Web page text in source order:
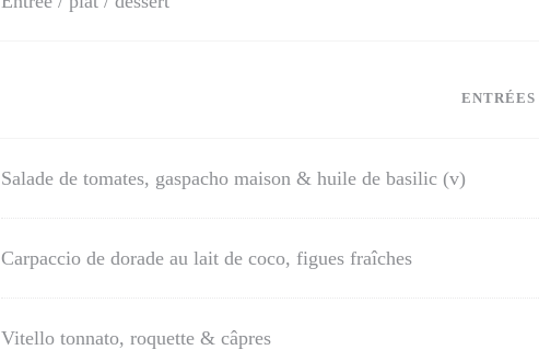
ENTRÉES
Salade de tomates, gaspacho maison & huile de basilic (v)
Carpaccio de dorade au lait de coco, figues fraîches
Vitello tonnato, roquette & câpres